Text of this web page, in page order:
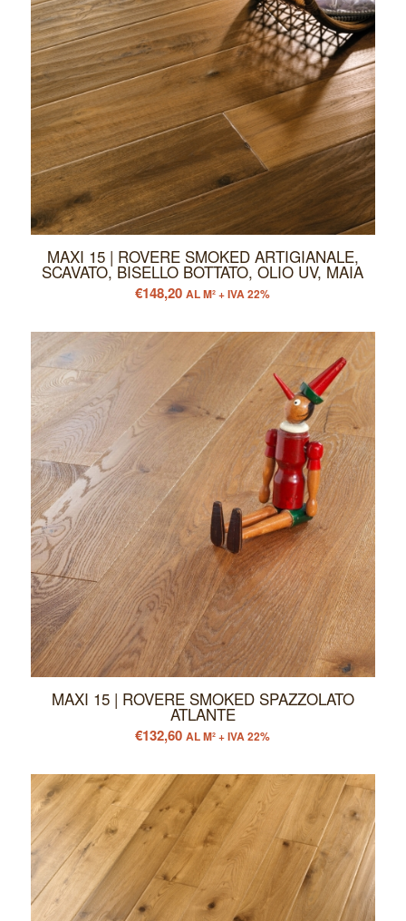
MAXI 15 | ROVERE SMOKED ARTIGIANALE,
SCAVATO, BISELLO BOTTATO, OLIO UV, MAIA
€148,20 AL M² + IVA 22%
MAXI 15 | ROVERE SMOKED SPAZZOLATO
ATLANTE
€132,60 AL M² + IVA 22%